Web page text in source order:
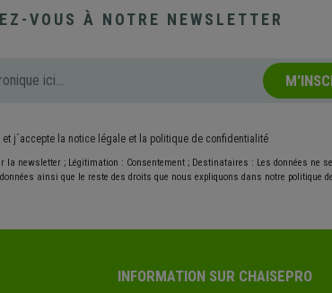
VOUS À NOTRE NEWSLETTER
et j´accepte la notice légale et la politique de confidentialité
la newsletter ; Légitimation : Consentement ; Destinataires : Les données ne
ainsi que le reste des droits que nous expliquons dans notre politique
INFORMATION SUR CHAISEPRO